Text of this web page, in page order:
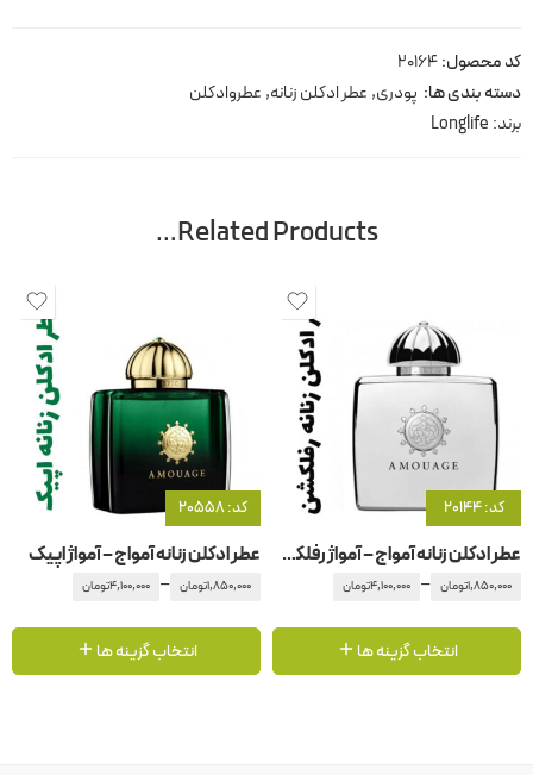
کد محصول:20164
دسته بندی ها: پودری, عطر ادکلن زنانه, عطروادکلن
برند: Longlife
Related Products…
کد: 20144
عطر ادکلن زنانه آمواج – آمواژ رفلکشن
1,850,000تومان –
4,100,000تومان
انتخاب گزینه ها
کد: 20558
عطر ادکلن زنانه آمواج – آمواژ اپیک
1,850,000تومان –
4,100,000تومان
انتخاب گزینه ها